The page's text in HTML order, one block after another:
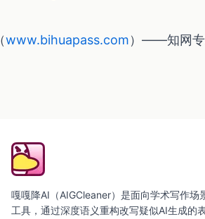
www.bihuapass.com）——知网专
嘎嘎降AI（AIGCleaner）是面向学术写作场
工具，通过深度语义重构改写疑似AI生成的